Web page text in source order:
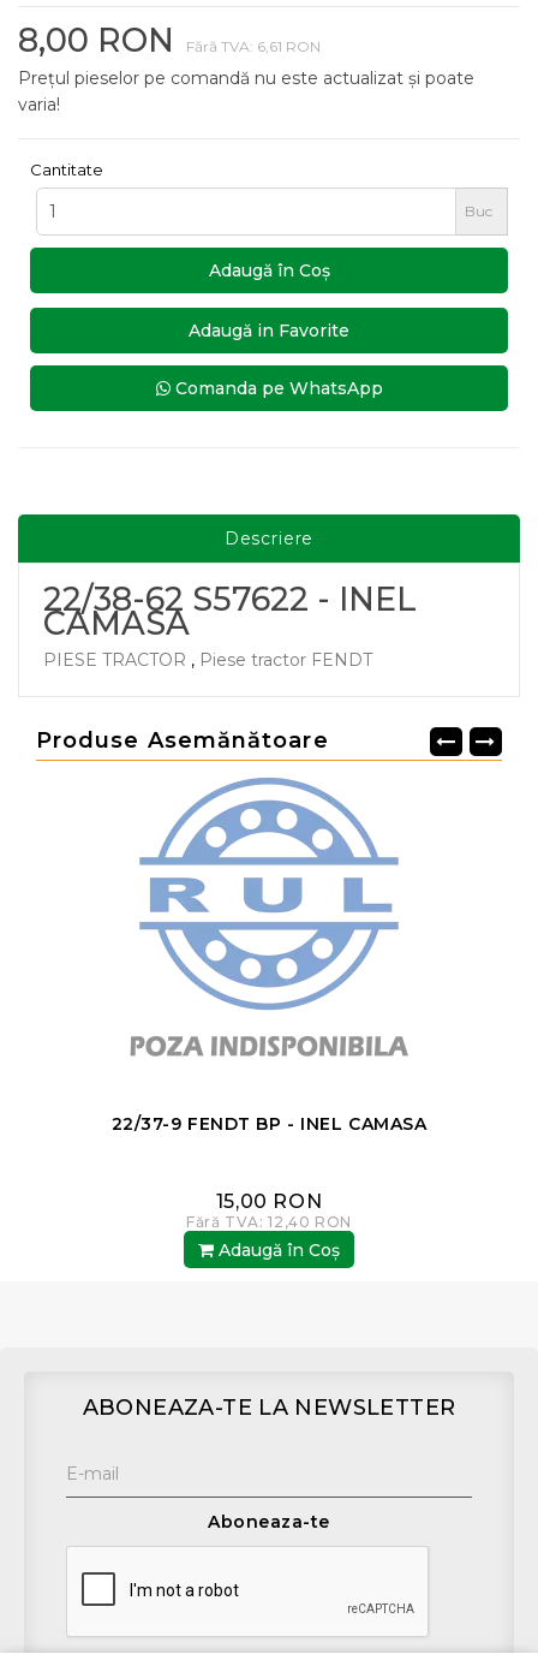
8,00 RON Fără TVA: 6,61 RON
Prețul pieselor pe comandă nu este actualizat și poate
varia!
Cantitate
Buc
Adaugă în Coş
Adaugă in Favorite
Comanda pe WhatsApp
Descriere
22/38-62 S57622 - INEL
CAMASA
PIESE TRACTOR , Piese tractor FENDT
Produse Asemănătoare
22/37-9 FENDT BP - INEL CAMASA
15,00 RON
Fără TVA: 12,40 RON
Adaugă în Coş
ABONEAZA-TE LA NEWSLETTER
Aboneaza-te